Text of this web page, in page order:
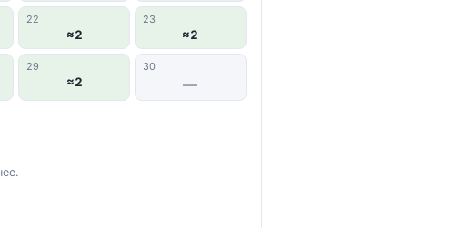
22
≈2
23
≈2
29
≈2
30
—